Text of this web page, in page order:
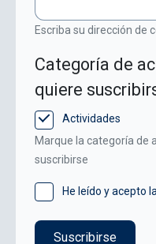
Escriba su dirección de
Categoría de
quiere
Actividades
Marque la categoría de
suscribirse
He leído y acepto